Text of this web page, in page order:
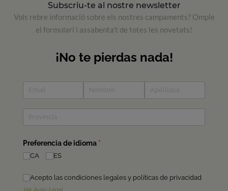
Subscriu-te al nostre newsletter
Vols rebre informació sobre els nostres campaments? Omple
el formulari i assabenta't de totes les novetats!